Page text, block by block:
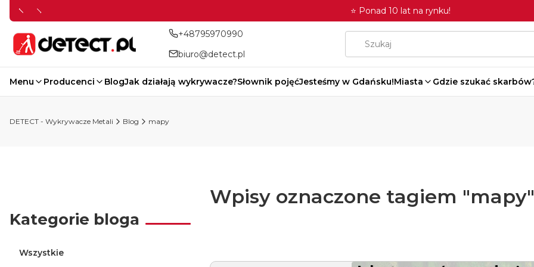
⭐ Ponad 10 lat na rynku!
+48795970990
biuro@detect.pl
Menu Producenci BlogJak działają wykrywacze?Słownik pojęćJesteśmy w Gdańsku!Miasta Gdzie szukać
DETECT - Wykrywacze Metali Blog mapy
Kategorie bloga
Wszystkie
Wpisy oznaczone tagiem "mapy"